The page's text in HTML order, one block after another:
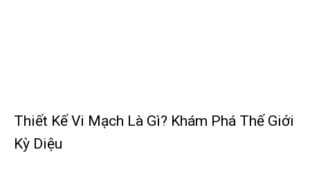
Thiết Kế Vi Mạch Là Gì? Khám Phá Thế Giới
Kỳ Diệu